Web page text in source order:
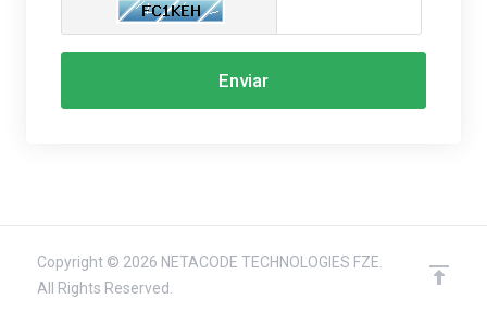
Enviar
Copyright © 2026 NETACODE TECHNOLOGIES FZE.
All Rights Reserved.